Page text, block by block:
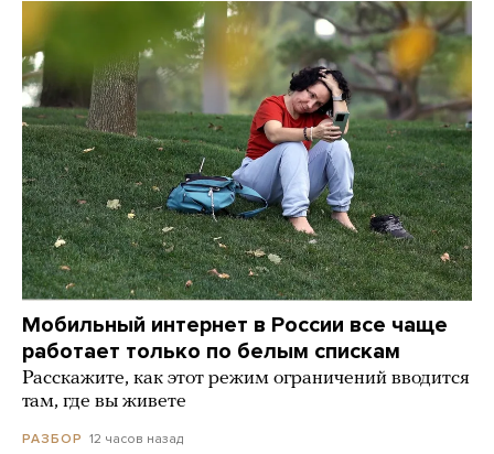
Мобильный интернет в России все чаще
работает только по белым спискам
Расскажите, как этот режим ограничений вводится
там, где вы живете
РАЗБОР 12 часов назад